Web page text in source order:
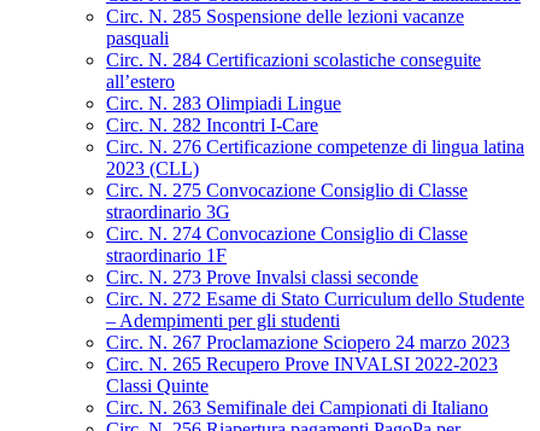
Circ. N. 285 Sospensione delle lezioni vacanze
pasquali
Circ. N. 284 Certificazioni scolastiche conseguite
all’estero
Circ. N. 283 Olimpiadi Lingue
Circ. N. 282 Incontri I-Care
Circ. N. 276 Certificazione competenze di lingua latina
2023 (CLL)
Circ. N. 275 Convocazione Consiglio di Classe
straordinario 3G
Circ. N. 274 Convocazione Consiglio di Classe
straordinario 1F
Circ. N. 273 Prove Invalsi classi seconde
Circ. N. 272 Esame di Stato Curriculum dello Studente
– Adempimenti per gli studenti
Circ. N. 267 Proclamazione Sciopero 24 marzo 2023
Circ. N. 265 Recupero Prove INVALSI 2022-2023
Classi Quinte
Circ. N. 263 Semifinale dei Campionati di Italiano